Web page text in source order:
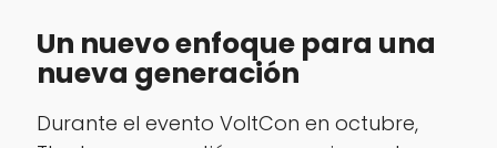
Un nuevo enfoque para una
nueva generación
Durante el evento VoltCon en octubre,